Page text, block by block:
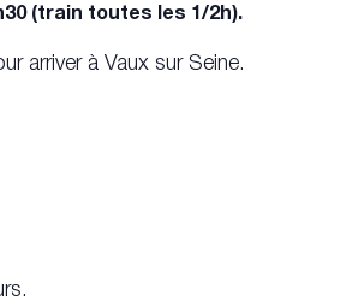
(train toutes les 1/2h).
arriver à Vaux sur Seine.